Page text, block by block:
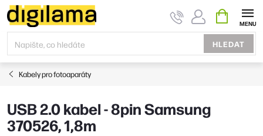
Přejít
na
obsah
HLEDAT
KOŠÍK
Kabely pro fotoaparáty
USB 2.0 kabel - 8pin Samsung
370526, 1,8m